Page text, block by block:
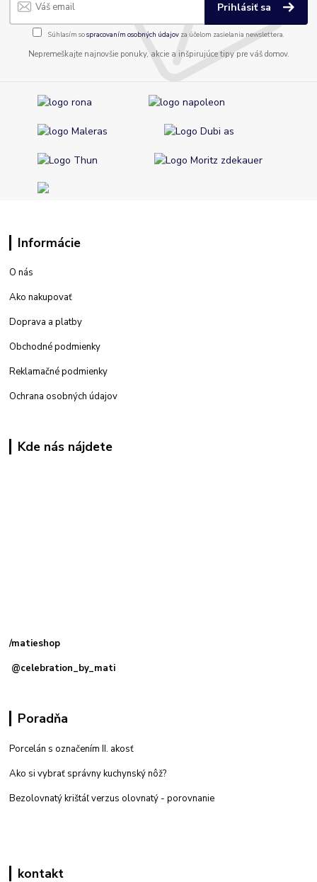
Prihlásiť sa
Súhlasím sospracovaním osobných údajov za účelom zasielania newslettera.
Nepremeškajte najnovšie ponuky, akcie a inšpirujúce tipy pre váš domov.
Informácie
O nás
Ako nakupovať
Doprava a platby
Obchodné podmienky
Reklamačné podmienky
Ochrana osobných údajov
Kde nás nájdete
/matieshop
@celebration_by_mati
Poradňa
Porcelán s označením II. akosť
Ako si vybrať správny kuchynský nôž?
Bezolovnatý krištáľ verzus olovnatý - porovnanie
kontakt